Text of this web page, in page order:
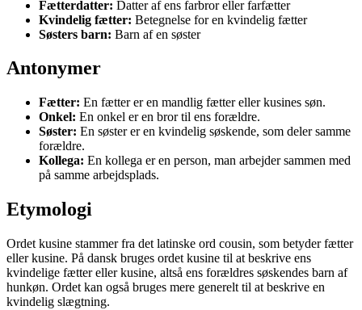
Fætterdatter: Datter af ens farbror eller farfætter
Kvindelig fætter: Betegnelse for en kvindelig fætter
Søsters barn: Barn af en søster
Antonymer
Fætter: En fætter er en mandlig fætter eller kusines søn.
Onkel: En onkel er en bror til ens forældre.
Søster: En søster er en kvindelig søskende, som deler samme
forældre.
Kollega: En kollega er en person, man arbejder sammen med
på samme arbejdsplads.
Etymologi
Ordet kusine stammer fra det latinske ord cousin, som betyder fætter
eller kusine. På dansk bruges ordet kusine til at beskrive ens
kvindelige fætter eller kusine, altså ens forældres søskendes barn af
hunkøn. Ordet kan også bruges mere generelt til at beskrive en
kvindelig slægtning.